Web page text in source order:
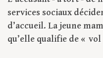
services sociaux
d’accueil. La jeune
qu’elle qualifie de «